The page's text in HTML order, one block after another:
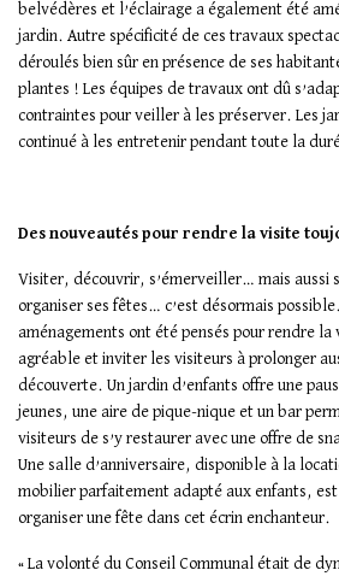
belvédères et l’éclairage a également été
jardin. Autre spécificité de ces travaux
déroulés bien sûr en présence de ses
plantes ! Les équipes de travaux ont dû
contraintes pour veiller à les préserver. Les
continué à les entretenir pendant toute la
Des nouveautés pour rendre la visite
Visiter, découvrir, s’émerveiller… mais aussi
organiser ses fêtes… c’est désormais
aménagements ont été pensés pour rendre la
agréable et inviter les visiteurs à prolonger
découverte. Un jardin d’enfants offre une
jeunes, une aire de pique-nique et un bar
visiteurs de s’y restaurer avec une offre de
Une salle d’anniversaire, disponible à la
mobilier parfaitement adapté aux enfants,
organiser une fête dans cet écrin enchanteur.
« La volonté du Conseil Communal était de